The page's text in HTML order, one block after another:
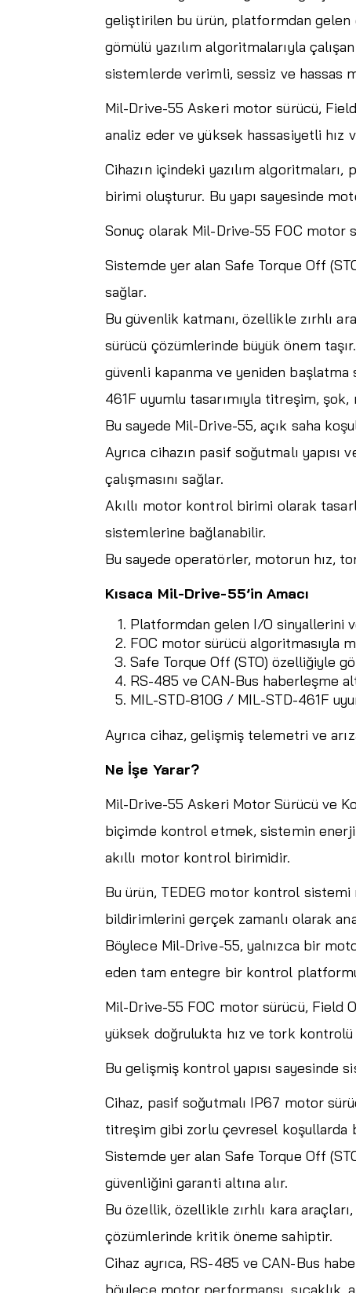
geliştirilen bu ürün, platformdan gelen
gömülü yazılım algoritmalarıyla
sistemlerde verimli, sessiz ve hassas
Mil-Drive-55 Askeri motor sürücü,
analiz eder ve yüksek hassasiyetli hız
Cihazın içindeki yazılım
birimi oluşturur. Bu yapı sayesinde
Sonuç olarak Mil-Drive-55 FOC motor
Sistemde yer alan Safe Torque Off
sağlar.
Bu güvenlik katmanı, özellikle zırhlı
sürücü çözümlerinde büyük önem
güvenli kapanma ve yeniden
461F uyumlu tasarımıyla titreşim,
Bu sayede Mil-Drive-55, açık saha
Ayrıca cihazın pasif soğutmalı
çalışmasını sağlar.
Akıllı motor kontrol birimi olarak
sistemlerine bağlanabilir.
Bu sayede operatörler, motorun hız,
Kısaca Mil-Drive-55’in Amacı
Platformdan gelen I/O sinyallerini
FOC motor sürücü algoritmasıyla
Safe Torque Off (STO) özelliğiyle
RS-485 ve CAN-Bus haberleşme
MIL-STD-810G / MIL-STD-461F
Ayrıca cihaz, gelişmiş telemetri ve
Ne İşe Yarar?
Mil-Drive-55 Askeri Motor Sürücü ve
biçimde kontrol etmek, sistemin enerji
akıllı motor kontrol birimidir.
Bu ürün, TEDEG motor kontrol
bildirimlerini gerçek zamanlı olarak
Böylece Mil-Drive-55, yalnızca bir
eden tam entegre bir kontrol
Mil-Drive-55 FOC motor sürücü, Field
yüksek doğrulukta hız ve tork
Bu gelişmiş kontrol yapısı sayesinde
Cihaz, pasif soğutmalı IP67 motor
titreşim gibi zorlu çevresel koşullarda
Sistemde yer alan Safe Torque Off
güvenliğini garanti altına alır.
Bu özellik, özellikle zırhlı kara
çözümlerinde kritik öneme sahiptir.
Cihaz ayrıca, RS-485 ve CAN-Bus